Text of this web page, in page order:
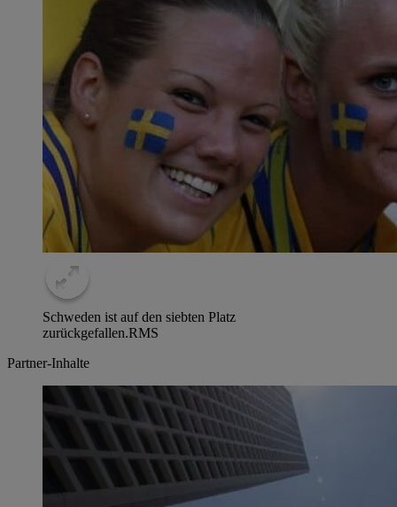
Schweden ist auf den siebten Platz
zurückgefallen.RMS
Partner-Inhalte